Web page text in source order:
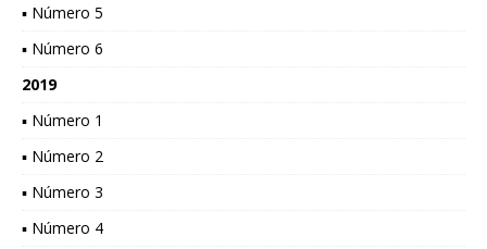
▪ Número 5
▪ Número 6
2019
▪ Número 1
▪ Número 2
▪ Número 3
▪ Número 4